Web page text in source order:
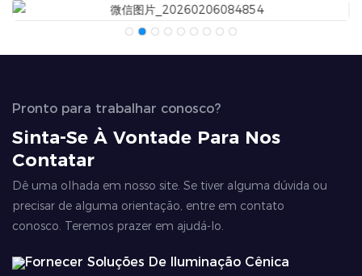
Pronto para trabalhar conosco?
Sinta-Se À Vontade Para Nos
Contatar
Dê uma olhada em nosso site. Se tiver alguma dúvida ou
precisar de alguma orientação, entre em contato
conosco. Teremos prazer em ajudá-lo.
Fornecer Soluções De Iluminação Cênica